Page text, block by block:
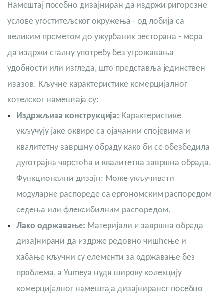
Намештај посебно дизајниран да издржи ригорозне
услове угоститељског окружења - од лобија са
великим прометом до ужурбаних ресторана - мора
да издржи сталну употребу без угрожавања
удобности или изгледа, што представља јединствен
изазов. Кључне карактеристике комерцијалног
хотелског намештаја су:
Издржљива конструкција: Карактеристике
укључују јаке оквире са ојачаним спојевима и
квалитетну завршну обраду како би се обезбедила
дуготрајна чврстоћа и квалитетна завршна обрада.
Функционални дизајн: Може укључивати
модуларне распореде са ергономским распоредом
седења или флексибилним распоредом.
Лако одржавање: Материјали и завршна обрада
дизајнирани да издрже редовно чишћење и
хабање кључни су елементи за одржавање без
проблема, а Yumeya нуди широку колекцију
комерцијалног намештаја дизајнираног посебно